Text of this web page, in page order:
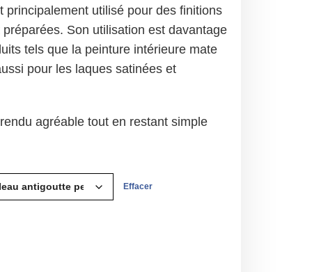
principalement utilisé pour des finitions
Son utilisation est davantage
tels que la peinture intérieure mate
pour les laques satinées et
agréable tout en restant simple
Effacer